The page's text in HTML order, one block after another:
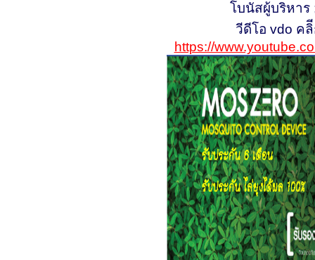
โบนัสผู้บริหาร
วีดีโอ vdo ค
https://